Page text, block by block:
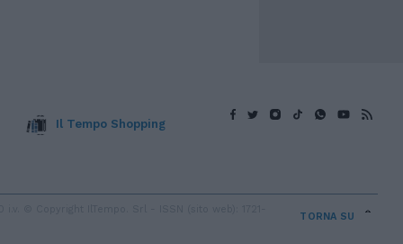
Il Tempo Shopping
TORNA SU